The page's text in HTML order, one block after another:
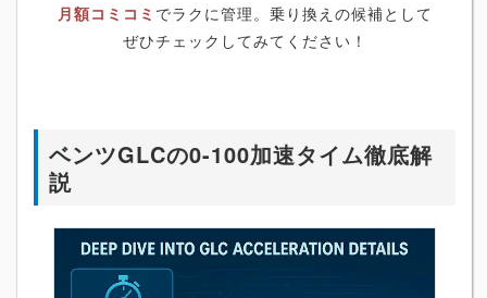
月額コミコミ でラクに管理。乗り換えの候補として
ぜひチェックしてみてください！
ベンツGLCの0-100加速タイム徹底解
説